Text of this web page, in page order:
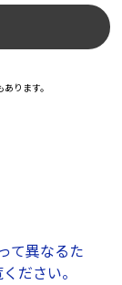
ります。
て異なるた
ださい。